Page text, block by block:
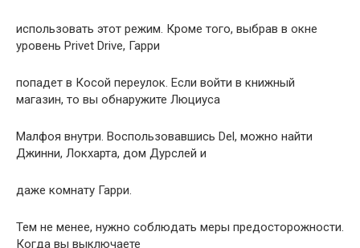
использовать этот режим. Кроме того, выбрав в окне
уровень Privet Drive, Гарри
попадет в Косой переулок. Если войти в книжный
магазин, то вы обнаружите Люциуса
Малфоя внутри. Воспользовавшись Del, можно найти
Джинни, Локхарта, дом Дурслей и
даже комнату Гарри.
Тем не менее, нужно соблюдать меры предосторожности.
Когда вы выключаете